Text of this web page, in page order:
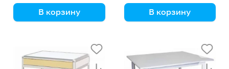
В корзину В корзину